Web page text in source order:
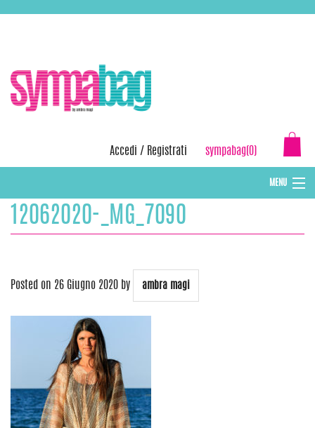
Accedi / Registrati sympabag(0)
MENU
CAPPELLI INVERNALI DONNA
12062020-_MG_7090
Posted on 26 Giugno 2020 by ambra magi